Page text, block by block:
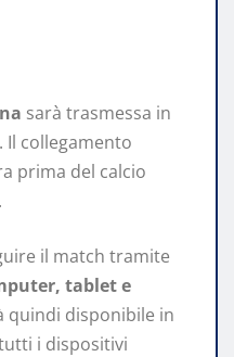
sarà trasmessa in
. Il collegamento
prima del calcio
il match tramite
tablet e
quindi disponibile in
i dispositivi